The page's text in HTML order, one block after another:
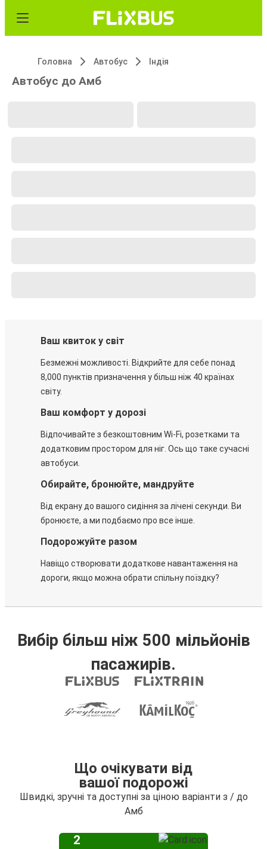
Головна Автобус Індія
Автобус до Амб
Ваш квиток у світ
Безмежні можливості. Відкрийте для себе понад
8,000 пунктів призначення у більш ніж 40 країнах
світу.
Ваш комфорт у дорозі
Відпочивайте з безкоштовним Wi-Fi, розетками та
додатковим простором для ніг. Ось що таке сучасні
автобуси.
Обирайте, бронюйте, мандруйте
Від екрану до вашого сидіння за лічені секунди. Ви
бронюєте, а ми подбаємо про все інше.
Подорожуйте разом
Навіщо створювати додаткове навантаження на
дороги, якщо можна обрати спільну поїздку?
Вибір більш ніж 500 мільйонів
пасажирів.
Що очікувати від
вашої подорожі
Швидкі, зручні та доступні за ціною варіанти з / до
Амб
2